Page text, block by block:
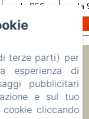
da 96€ da
terze parti) per
esperienza di
pubblicitari
e sul tuo
cliccando